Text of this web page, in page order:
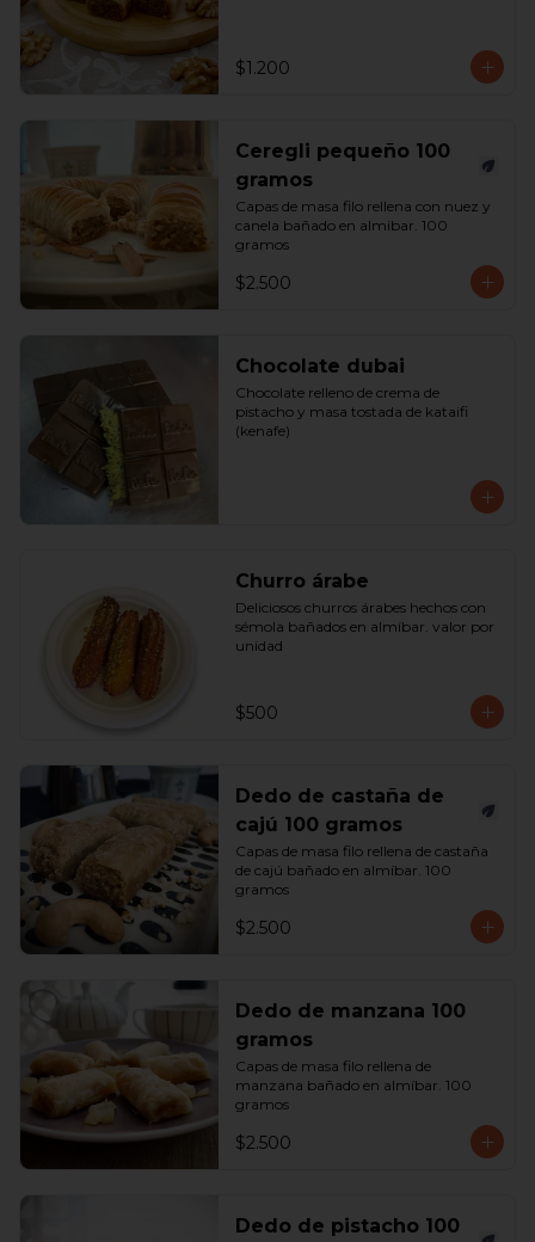
$1.200
Ceregli pequeño 100
gramos
Capas de masa filo rellena con nuez y
canela bañado en almibar. 100
gramos
$2.500
Chocolate dubai
Chocolate relleno de crema de
pistacho y masa tostada de kataifi
(kenafe)
Churro árabe
Deliciosos churros árabes hechos con
sémola bañados en almíbar. valor por
unidad
$500
Dedo de castaña de
cajú 100 gramos
Capas de masa filo rellena de castaña
de cajú bañado en almíbar. 100
gramos
$2.500
Dedo de manzana 100
gramos
Capas de masa filo rellena de
manzana bañado en almíbar. 100
gramos
$2.500
Dedo de pistacho 100